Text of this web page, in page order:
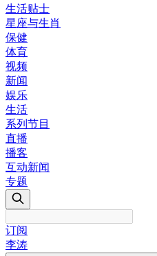
生活贴士
星座与生肖
保健
体育
视频
新闻
娱乐
生活
系列节目
直播
播客
互动新闻
专题
订阅
李涛